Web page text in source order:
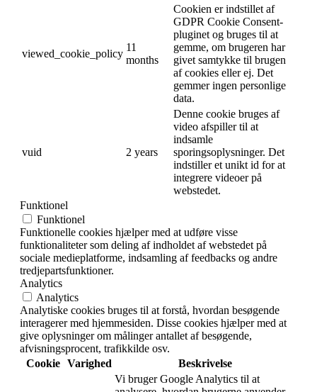
viewed_cookie_policy
11
months
Cookien er indstillet af
GDPR Cookie Consent-
pluginet og bruges til at
gemme, om brugeren har
givet samtykke til brugen
af cookies eller ej. Det
gemmer ingen personlige
data.
vuid 2 years
Denne cookie bruges af
video afspiller til at
indsamle
sporingsoplysninger. Det
indstiller et unikt id for at
integrere videoer på
webstedet.
Funktionel
Funktionel
Funktionelle cookies hjælper med at udføre visse
funktionaliteter som deling af indholdet af webstedet på
sociale medieplatforme, indsamling af feedbacks og andre
tredjepartsfunktioner.
Analytics
Analytics
Analytiske cookies bruges til at forstå, hvordan besøgende
interagerer med hjemmesiden. Disse cookies hjælper med at
give oplysninger om målinger antallet af besøgende,
afvisningsprocent, trafikkilde osv.
Cookie Varighed
Beskrivelse
Vi bruger Google Analytics til at